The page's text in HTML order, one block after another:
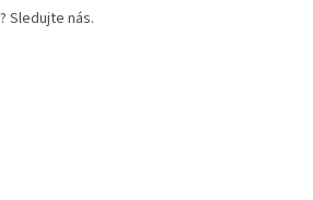
Sledujte nás.